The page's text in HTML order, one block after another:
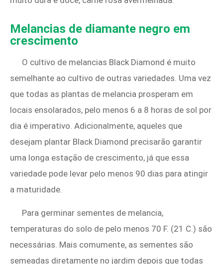
Melancias de diamante negro em
crescimento
O cultivo de melancias Black Diamond é muito
semelhante ao cultivo de outras variedades. Uma vez
que todas as plantas de melancia prosperam em
locais ensolarados, pelo menos 6 a 8 horas de sol por
dia é imperativo. Adicionalmente, aqueles que
desejam plantar Black Diamond precisarão garantir
uma longa estação de crescimento, já que essa
variedade pode levar pelo menos 90 dias para atingir
a maturidade.
Para germinar sementes de melancia,
temperaturas do solo de pelo menos 70 F. (21 C.) são
necessárias. Mais comumente, as sementes são
semeadas diretamente no jardim depois que todas